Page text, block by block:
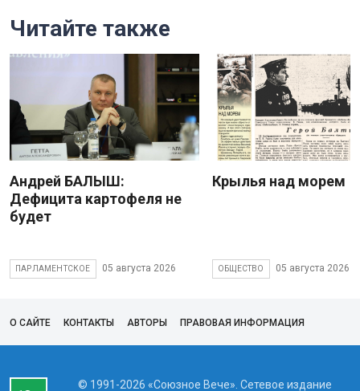
Читайте также
Андрей БАЛЫШ:
Дефицита картофеля не
будет
ПАРЛАМЕНТСКОЕ 05 августа 2026
Крылья над морем
ОБЩЕСТВО 05 августа 2026
О САЙТЕ КОНТАКТЫ АВТОРЫ ПРАВОВАЯ ИНФОРМАЦИЯ
© 1991-2026 «Союзное Вече». Сетевое издание